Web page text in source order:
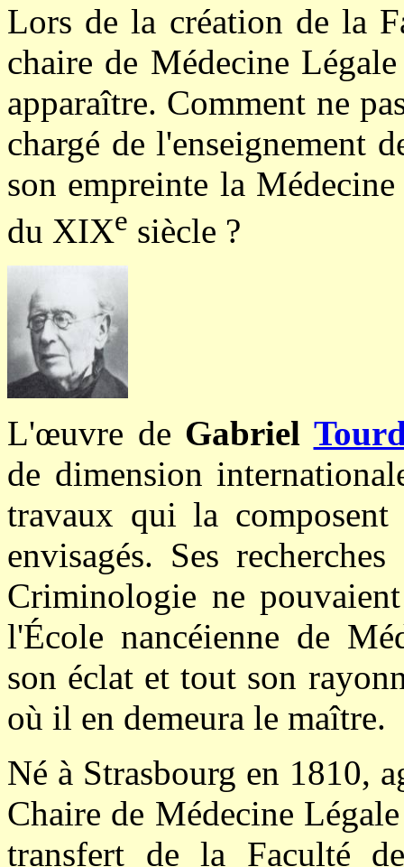
Lors de la création de la
chaire de Médecine
apparaître. Comment ne
chargé de l'enseignement
son empreinte la
du XIXe siècle ?
L'œuvre de Gabriel
de dimension
travaux qui la composent
envisagés. Ses
Criminologie ne
l'École nancéienne de
son éclat et tout son
où il en demeura le maître.
Né à Strasbourg en 1810,
Chaire de Médecine
transfert de la Faculté